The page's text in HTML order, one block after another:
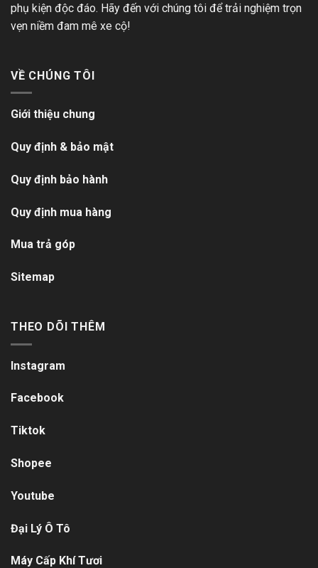
phụ kiện độc đáo. Hãy đến với chúng tôi để trải nghiệm trọn
vẹn niềm đam mê xe cộ!
VỀ CHÚNG TÔI
Giới thiệu chung
Quy định & bảo mật
Quy định bảo hành
Quy định mua hàng
Mua trả góp
Sitemap
THEO DÕI THÊM
Instagram
Facebook
Tiktok
Shopee
Youtube
Đại Lý Ô Tô
Máy Cấp Khí Tươi